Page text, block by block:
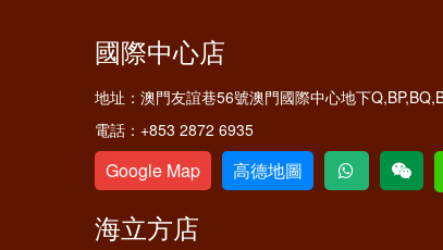
國際中心店
地址： 澳門友誼巷56號澳門國際中心地下
電話： +853 2872 6935
Google Map 高德地圖
海立方店